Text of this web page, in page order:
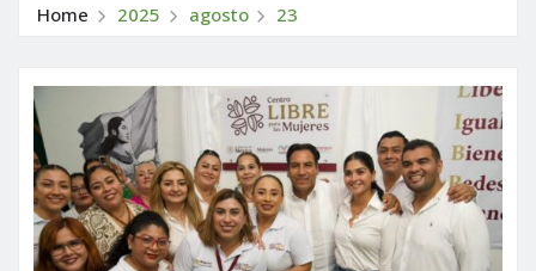
Home 2025 agosto 23